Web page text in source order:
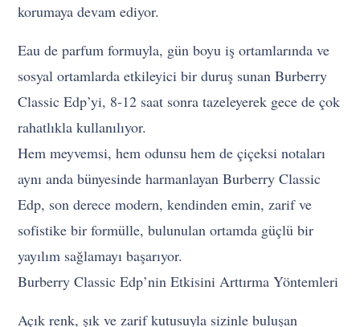
korumaya devam ediyor.
Eau de parfum formuyla, gün boyu iş ortamlarında ve
sosyal ortamlarda etkileyici bir duruş sunan Burberry
Classic Edp’yi, 8-12 saat sonra tazeleyerek gece de çok
rahatlıkla kullanılıyor.
Hem meyvemsi, hem odunsu hem de çiçeksi notaları
aynı anda bünyesinde harmanlayan Burberry Classic
Edp, son derece modern, kendinden emin, zarif ve
sofistike bir formülle, bulunulan ortamda güçlü bir
yayılım sağlamayı başarıyor.
Burberry Classic Edp’nin Etkisini Arttırma Yöntemleri
Açık renk, şık ve zarif kutusuyla sizinle buluşan